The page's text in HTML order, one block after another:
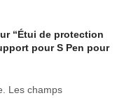
“Étui de protection
pour S Pen pour
Les champs